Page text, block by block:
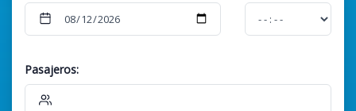
Pasajeros: